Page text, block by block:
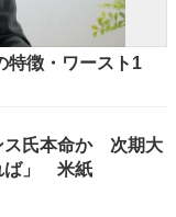
特徴・ワースト1
ス氏本命か 次期大
ば」 米紙